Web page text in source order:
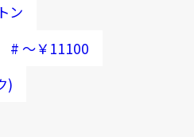
お申し込み
ン
# ～￥11100
)